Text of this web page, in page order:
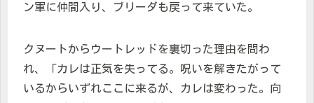
ン軍に仲間入り、ブリーダも戻って来ていた。
クヌートからウートレッドを裏切った理由を問わ
れ、「カレは正気を失ってる。呪いを解きたがって
いるからいずれここに来るが、カレは変わった。向